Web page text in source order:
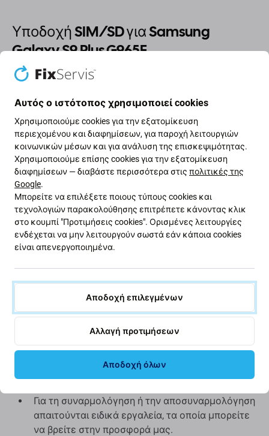
Υποδοχή SIM/SD για Samsung
Galaxy S9 Plus G965F
Εάν χάσατε ή καταστράφηκε η
συσκευή σας Samsung Galaxy S9 Plus G965F , αυτό
επαναφέρετε τη συσκευή σας σε λειτουργία χωρίς
ζημιά.
Ποιότητα ανταλλακτικών
Ποιότητα: Aftermarket- Τα ανταλλακτικά που
πωλούνται ως Aftermarket κατασκευάζονται
σύμφωνα με τα ίδια πρότυπα, προδιαγραφές και
υλικά με τα πρωτότυπα. Αυτό είναι ένα αντίγραφο
παραδίδεται ως Aftermarket ενδέχεται (σε ​​σπάνιες
περιπτώσεις) να έχει ελάχιστες διακυμάνσεις στη
λειτουργικότητα, την ποιότητα ή την εμφάνιση. Για να
μάθετε περισσότερα σχετικά με την ποιότητα,
διαβάστε το ιστολόγιό μας όπου εστιάζουμε στην
ποιότητα με περισσότερες λεπτομέρειες.
Συναρμολόγηση και συμβουλές:
Για τη συναρμολόγηση ή την αποσυναρμολόγηση
απαιτούνται ειδικά εργαλεία, τα οποία μπορείτε
να βρείτε στην προσφορά μας.
Αυτός ο ιστότοπος χρησιμοποιεί cookies
Χρησιμοποιούμε cookies για την εξατομίκευση
περιεχομένου και διαφημίσεων, για παροχή λειτουργιών
κοινωνικών μέσων και για ανάλυση της επισκεψιμότητας.
Χρησιμοποιούμε επίσης cookies για την εξατομίκευση
διαφημίσεων — διαβάστε περισσότερα στις πολιτικές της
Google.
Μπορείτε να επιλέξετε ποιους τύπους cookies και
τεχνολογιών παρακολούθησης επιτρέπετε κάνοντας κλικ
στο κουμπί "Προτιμήσεις cookies". Ορισμένες λειτουργίες
ενδέχεται να μην λειτουργούν σωστά εάν κάποια cookies
είναι απενεργοποιημένα.
Αποδοχή επιλεγμένων
Αλλαγή προτιμήσεων
Αποδοχή όλων